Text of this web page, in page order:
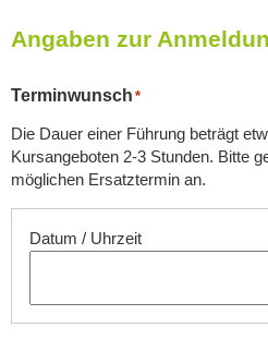
Angaben zur
Terminwunsch *
Die Dauer einer Führung beträgt
Kursangeboten 2-3 Stunden. Bitte
möglichen Ersatztermin an.